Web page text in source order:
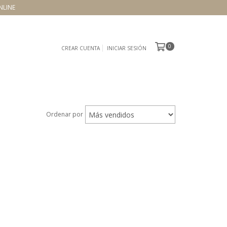
CREAR CUENTA INICIAR SESIÓN 0
Ordenar por